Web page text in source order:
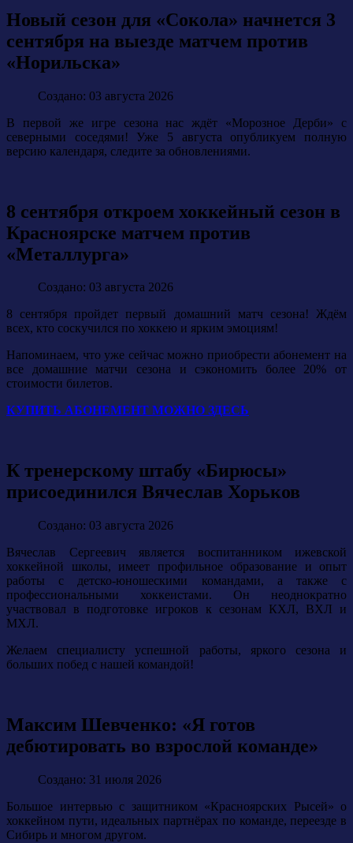
Новый сезон для «Сокола» начнется 3
сентября на выезде матчем против
«Норильска»
Создано: 03 августа 2026
В первой же игре сезона нас ждёт «Морозное Дерби» с
северными соседями! Уже 5 августа опубликуем полную
версию календаря, следите за обновлениями.
8 сентября откроем хоккейный сезон в
Красноярске матчем против
«Металлурга»
Создано: 03 августа 2026
8 сентября пройдет первый домашний матч сезона! Ждём
всех, кто соскучился по хоккею и ярким эмоциям!
Напоминаем, что уже сейчас можно приобрести абонемент на
все домашние матчи сезона и сэкономить более 20% от
стоимости билетов.
КУПИТЬ АБОНЕМЕНТ МОЖНО ЗДЕСЬ
К тренерскому штабу «Бирюсы»
присоединился Вячеслав Хорьков
Создано: 03 августа 2026
Вячеслав Сергеевич является воспитанником ижевской
хоккейной школы, имеет профильное образование и опыт
работы с детско-юношескими командами, а также с
профессиональными хоккеистами. Он неоднократно
участвовал в подготовке игроков к сезонам КХЛ, ВХЛ и
МХЛ.
Желаем специалисту успешной работы, яркого сезона и
больших побед с нашей командой!
Максим Шевченко: «Я готов
дебютировать во взрослой команде»
Создано: 31 июля 2026
Большое интервью с защитником «Красноярских Рысей» о
хоккейном пути, идеальных партнёрах по команде, переезде в
Сибирь и многом другом.